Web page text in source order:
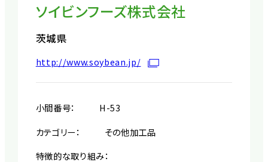
ソイビンフーズ株式会社
茨城県
http://www.soybean.jp/
小間番号：
H-53
カテゴリー：
その他加工品
特徴的な取り組み：